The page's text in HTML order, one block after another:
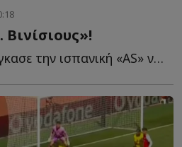
Η εμφάνισή του ανάγκασε την ισπανική «AS» να γράψει π...